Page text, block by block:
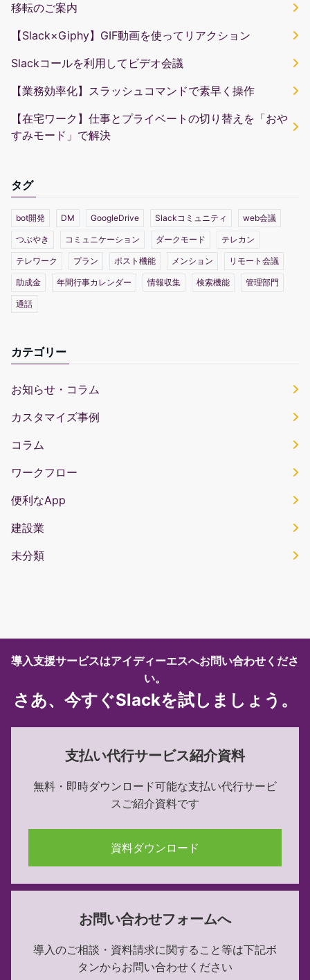
移転のご案内
【Slack×Giphy】GIF動画を使ってリアクション
Slackコールを利用してビデオ会議
【業務効率化】スラッシュコマンドで素早く操作
【在宅ワーク】仕事とプライベートの切り替えを「おや
すみモード」で解決
タグ
bot開発 DM GoogleDrive Slackコミュニティ web会議
つぶやき コミュニケーション ダークモード テレカン
テレワーク プラン ポスト機能 メンション リモート会議
助成金 年間行事カレンダー 情報収集 検索機能 管理部門
通話
カテゴリー
お知らせ・コラム
カスタマイズ事例
コラム
ワークフロー
便利なApp
建設業
未分類
導入支援サービスはアイディーエスへお問い合わせくださ
い。
さあ、今すぐSlackを試しましょう。
支払い代行サービス紹介資料
無料・即時ダウンロード可能な支払い代行サービ
スご紹介資料です
資料ダウンロード
お問い合わせフォームへ
導入のご相談・資料請求に関すること等は下記ボ
タンからお問い合わせください